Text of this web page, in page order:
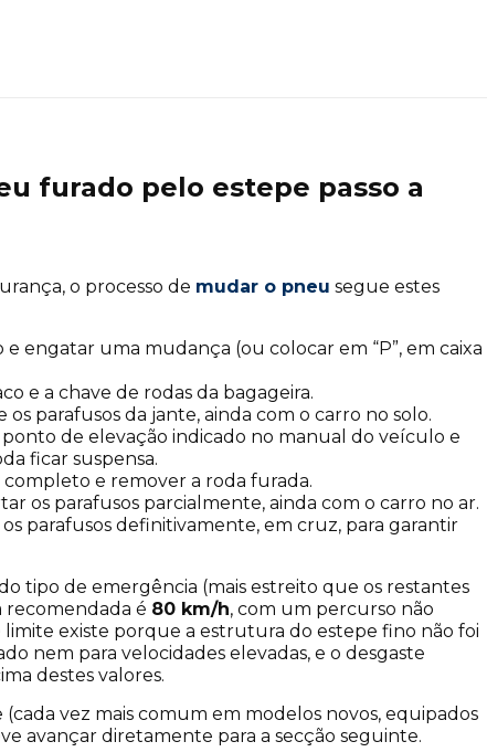
furado pelo estepe passo a
o processo de mudar o pneu segue estes
e engatar uma mudança (ou colocar em “P”, em caixa
e a chave de rodas da bagageira.
parafusos da jante, ainda com o carro no solo.
ponto de elevação indicado no manual do veículo e
ficar suspensa.
completo e remover a roda furada.
os parafusos parcialmente, ainda com o carro no ar.
parafusos definitivamente, em cruz, para garantir
tipo de emergência (mais estreito que os restantes
recomendada é 80 km/h, com um percurso não
limite existe porque a estrutura do estepe fino não foi
nem para velocidades elevadas, e o desgaste
destes valores.
vez mais comum em modelos novos, equipados
avançar diretamente para a secção seguinte.